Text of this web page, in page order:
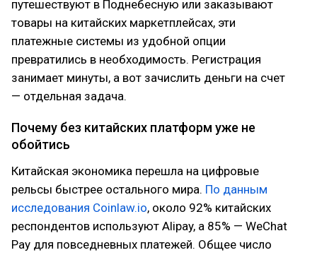
путешествуют в Поднебесную или заказывают
товары на китайских маркетплейсах, эти
платежные системы из удобной опции
превратились в необходимость. Регистрация
занимает минуты, а вот зачислить деньги на счет
— отдельная задача.
Почему без китайских платформ уже не
обойтись
Китайская экономика перешла на цифровые
рельсы быстрее остального мира. По данным
исследования Coinlaw.io, около 92% китайских
респондентов используют Alipay, а 85% — WeChat
Pay для повседневных платежей. Общее число